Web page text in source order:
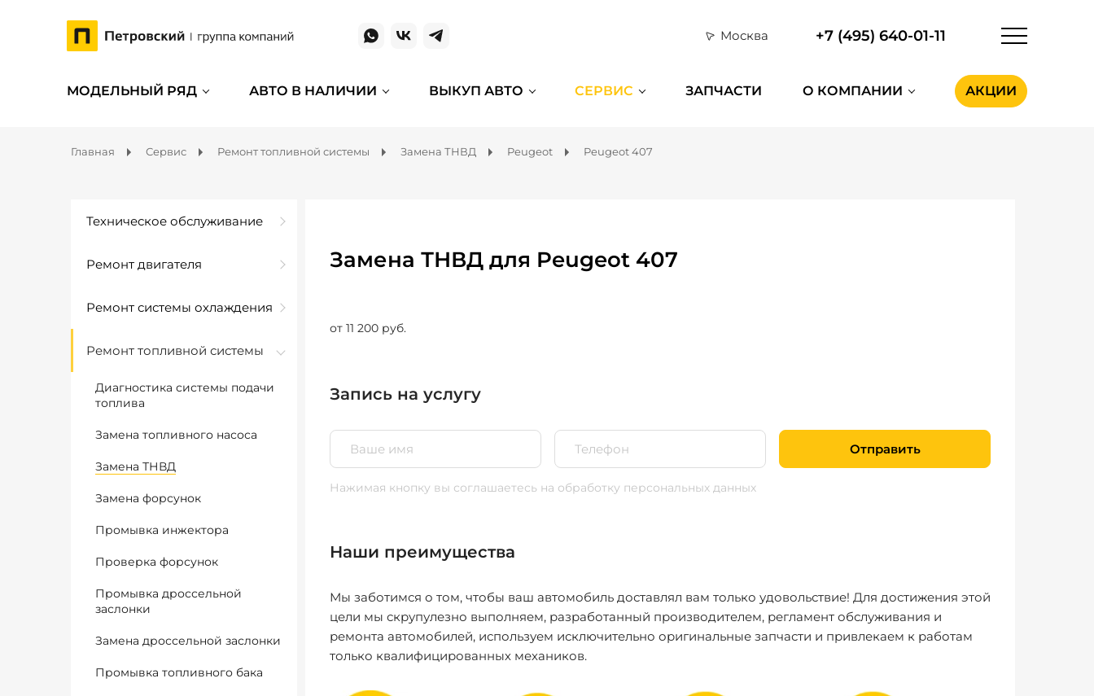
Москва +7 (495) 640-01-11
МОДЕЛЬНЫЙ РЯД АВТО В НАЛИЧИИ ВЫКУП АВТО СЕРВИС ЗАПЧАСТИ О КОМПАНИИ АКЦИИ
Главная Сервис Ремонт топливной системы Замена ТНВД Peugeot Peugeot 407
Техническое обслуживание
Ремонт двигателя
Ремонт системы охлаждения
Ремонт топливной системы
Диагностика системы подачи
топлива
Замена топливного насоса
Замена ТНВД
Замена форсунок
Промывка инжектора
Проверка форсунок
Промывка дроссельной
заслонки
Замена дроссельной заслонки
Промывка топливного бака
Замена ТНВД для Peugeot 407
от 11 200 руб.
Запись на услугу
Отправить
Нажимая кнопку вы соглашаетесь на обработку персональных данных
Наши преимущества
Мы заботимся о том, чтобы ваш автомобиль доставлял вам только удовольствие! Для достижения этой
цели мы скрупулезно выполняем, разработанный производителем, регламент обслуживания и
ремонта автомобилей, используем исключительно оригинальные запчасти и привлекаем к работам
только квалифицированных механиков.